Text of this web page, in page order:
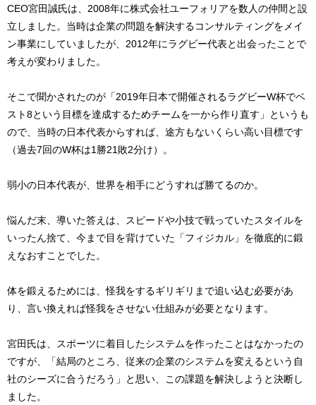
CEO宮田誠氏は、2008年に株式会社ユーフォリアを数人の仲間と設
立しました。当時は企業の問題を解決するコンサルティングをメイ
ン事業にしていましたが、2012年にラグビー代表と出会ったことで
考えが変わりました。
そこで聞かされたのが「2019年日本で開催されるラグビーW杯でベ
スト8という目標を達成するためチームを一から作り直す」というも
ので、当時の日本代表からすれば、途方もないくらい高い目標です
（過去7回のW杯は1勝21敗2分け）。
弱小の日本代表が、世界を相手にどうすれば勝てるのか。
悩んだ末、導いた答えは、スピードや小技で戦っていたスタイルを
いったん捨て、今まで目を背けていた「フィジカル」を徹底的に鍛
えなおすことでした。
体を鍛えるためには、怪我をするギリギリまで追い込む必要があ
り、言い換えれば怪我をさせない仕組みが必要となります。
宮田氏は、スポーツに着目したシステムを作ったことはなかったの
ですが、「結局のところ、従来の企業のシステムを変えるという自
社のシーズに合うだろう」と思い、この課題を解決しようと決断し
ました。